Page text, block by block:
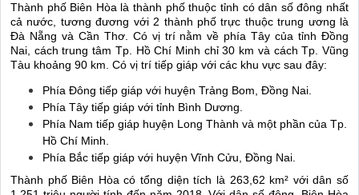
Thành phố Biên Hòa là thành phố thuộc tỉnh có dân số đông nhất
cả nước, tương đương với 2 thành phố trực thuộc trung ương là
Đà Nẵng và Cần Thơ. Có vị trí nằm về phía Tây của tỉnh Đồng
Nai, cách trung tâm Tp. Hồ Chí Minh chỉ 30 km và cách Tp. Vũng
Tàu khoảng 90 km. Có vị trí tiếp giáp với các khu vực sau đây:
Phía Đông tiếp giáp với huyện Trảng Bom, Đồng Nai.
Phía Tây tiếp giáp với tỉnh Bình Dương.
Phía Nam tiếp giáp huyện Long Thành và một phần của Tp.
Hồ Chí Minh.
Phía Bắc tiếp giáp với huyện Vĩnh Cửu, Đồng Nai.
Thành phố Biên Hòa có tổng diện tích là 263,62 km² với dân số